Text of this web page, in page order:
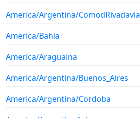
America/Argentina/ComodRivadavia
America/Bahia
America/Araguaina
America/Argentina/Buenos_Aires
America/Argentina/Cordoba